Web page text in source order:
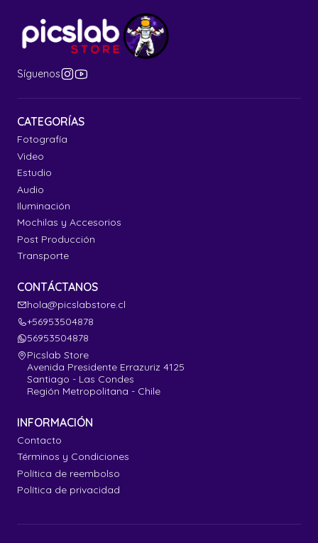
Síguenos
CATEGORÍAS
Fotografía
Video
Estudio
Audio
Iluminación
Mochilas y Accesorios
Post Producción
Transporte
CONTÁCTANOS
hola@picslabstore.cl
+56953504878
56953504878
Picslab Store
Avenida Presidente Errazuriz 4125
Santiago - Las Condes
Región Metropolitana - Chile
INFORMACIÓN
Contacto
Términos y Condiciones
Política de reembolso
Política de privacidad